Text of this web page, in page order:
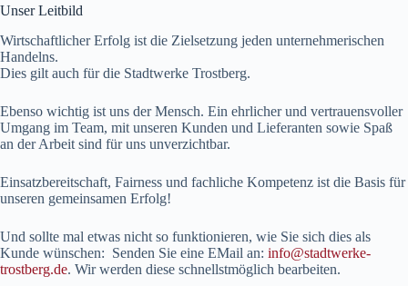
Unser Leitbild
Wirtschaftlicher Erfolg ist die Zielsetzung jeden unternehmerischen
Handelns.
Dies gilt auch für die Stadtwerke Trostberg.
Ebenso wichtig ist uns der Mensch. Ein ehrlicher und vertrauensvoller
Umgang im Team, mit unseren Kunden und Lieferanten sowie Spaß
an der Arbeit sind für uns unverzichtbar.
Einsatzbereitschaft, Fairness und fachliche Kompetenz ist die Basis für
unseren gemeinsamen Erfolg!
Und sollte mal etwas nicht so funktionieren, wie Sie sich dies als
Kunde wünschen: Senden Sie eine EMail an: info@stadtwerke-
trostberg.de. Wir werden diese schnellstmöglich bearbeiten.